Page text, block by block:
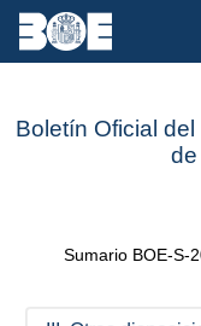
Boletín Oficial
Sumario BOE-S-